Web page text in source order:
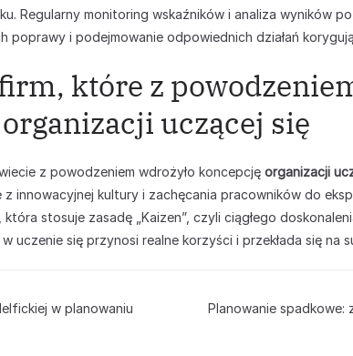
Regularny monitoring wskaźników i analiza wyników
poprawy i podejmowanie odpowiednich działań
które z
uczącej się
z powodzeniem wdrożyło koncepcję organizacji
z innowacyjnej kultury i zachęcania pracowników do
stosuje zasadę „Kaizen”, czyli ciągłego
uczenie się przynosi realne korzyści i przekłada się na
w planowaniu
Planowanie spadkowe: